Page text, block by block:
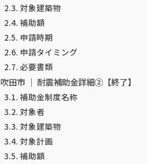
対象建築物
補助額
申請時期
申請タイミング
必要書類
吹田市 ｜ 耐震補助金詳細②【終了】
補助金制度名称
対象者
対象建築物
対象計画
補助額